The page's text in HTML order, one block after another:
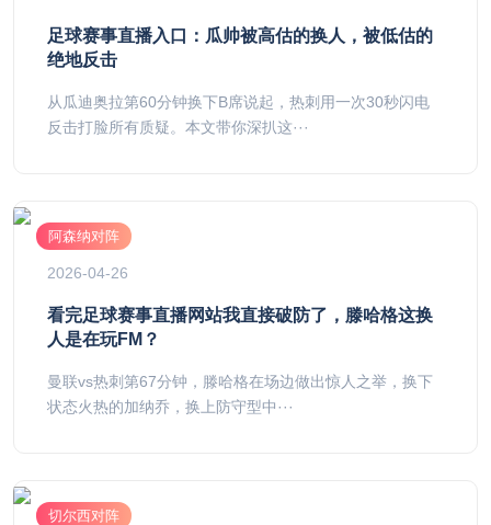
足球赛事直播入口：瓜帅被高估的换人，被低估的
绝地反击
从瓜迪奥拉第60分钟换下B席说起，热刺用一次30秒闪电
反击打脸所有质疑。本文带你深扒这···
阿森纳对阵
2026-04-26
看完足球赛事直播网站我直接破防了，滕哈格这换
人是在玩FM？
曼联vs热刺第67分钟，滕哈格在场边做出惊人之举，换下
状态火热的加纳乔，换上防守型中···
切尔西对阵